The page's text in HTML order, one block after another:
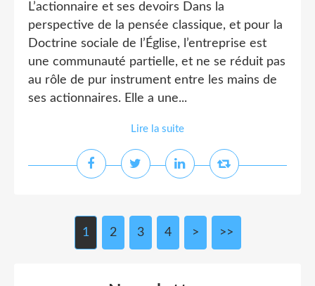
L’actionnaire et ses devoirs Dans la
perspective de la pensée classique, et pour la
Doctrine sociale de l’Église, l’entreprise est
une communauté partielle, et ne se réduit pas
au rôle de pur instrument entre les mains de
ses actionnaires. Elle a une...
Lire la suite
1 2 3 4 > >>